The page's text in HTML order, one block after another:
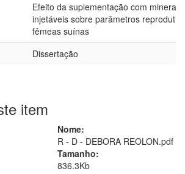
Efeito da suplementação com minerais
injetáveis sobre parâmetros
fêmeas suínas
Dissertação
item
Nome:
R - D - DEBORA REOLON.pdf
Tamanho:
836.3Kb